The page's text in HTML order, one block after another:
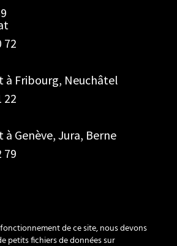
72
à Fribourg, Neuchâtel
22
Genève, Jura, Berne
79
de ce site, nous devons
petits fichiers de données sur